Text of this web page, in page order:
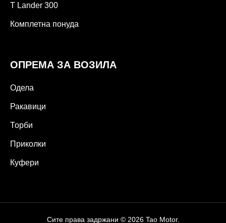
T Lander 300
Комплетна понуда
ОПРЕМА ЗА ВОЗИЛА
Одела
Ракавици
Торби
Приколки
Куфери
Сите права задржани © 2026 Tao Motor.